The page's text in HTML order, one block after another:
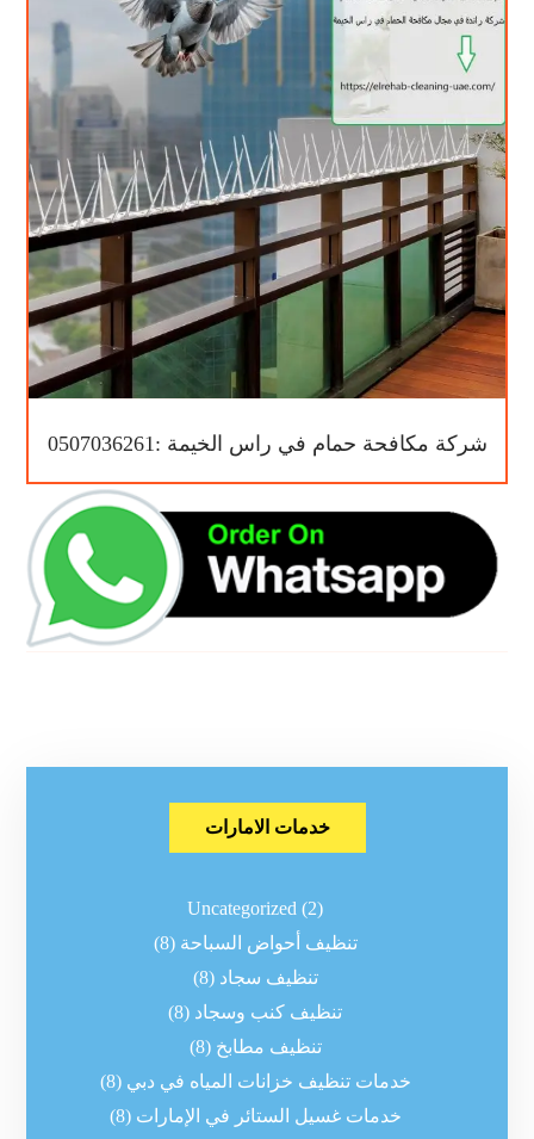
شركة مكافحة حمام في راس الخيمة :0507036261
خدمات الامارات
Uncategorized (2)
تنظيف أحواض السباحة (8)
تنظيف سجاد (8)
تنظيف كنب وسجاد (8)
تنظيف مطابخ (8)
خدمات تنظيف خزانات المياه في دبي (8)
خدمات غسيل الستائر في الإمارات (8)